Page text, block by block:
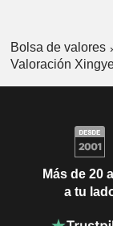
Bolsa de valores
Valoración
Más de 20
a tu